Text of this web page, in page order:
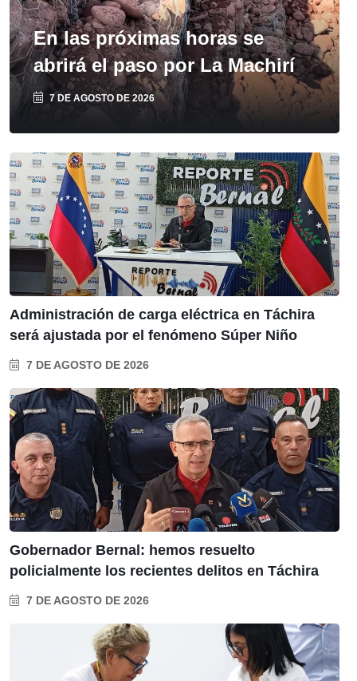
En las próximas horas se
abrirá el paso por La Machirí
7 DE AGOSTO DE 2026
Administración de carga eléctrica en Táchira
será ajustada por el fenómeno Súper Niño
7 DE AGOSTO DE 2026
Gobernador Bernal: hemos resuelto
policialmente los recientes delitos en Táchira
7 DE AGOSTO DE 2026